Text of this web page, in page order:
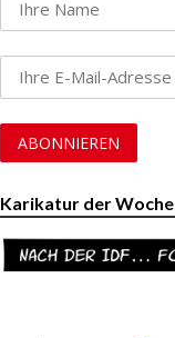
Karikatur der Woche